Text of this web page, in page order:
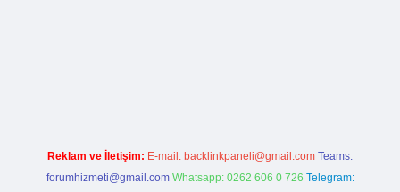
Reklam ve İletişim: E-mail: backlinkpaneli@gmail.com Teams:
forumhizmeti@gmail.com Whatsapp: 0262 606 0 726 Telegram: